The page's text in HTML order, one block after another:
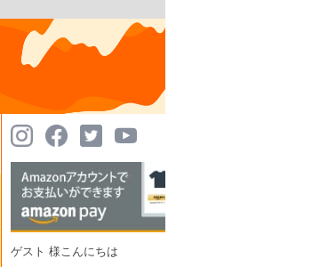
ゲスト 様こんにちは